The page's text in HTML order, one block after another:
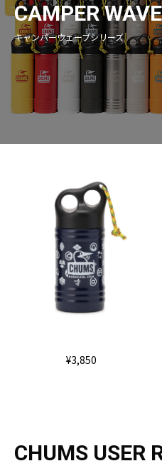
CAMPER
キャンパーウェーブシリーズ
¥3,850
CHUMS USER